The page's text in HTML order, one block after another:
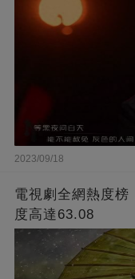
2023/09/18
電視劇全網熱度榜
度高達63.08